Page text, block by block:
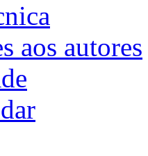
aos autores